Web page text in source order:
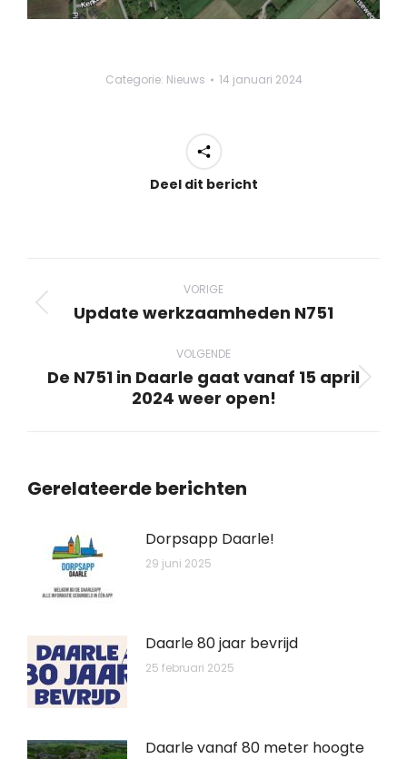
Categorie: Nieuws 14 januari 2024
Deel dit bericht
navigatie
VORIGE
Vorig
Update werkzaamheden N751
VOLGENDE
Volgend
bericht
De N751 in Daarle gaat vanaf 15 april
2024 weer open!
Gerelateerde berichten
Dorpsapp Daarle!
29 juni 2025
Daarle 80 jaar bevrijd
25 februari 2025
Daarle vanaf 80 meter hoogte